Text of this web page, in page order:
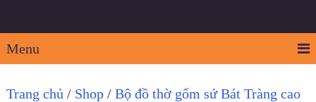
Menu
Trang chủ / Shop/ Bộ đồ thờ gốm sứ Bát Tràng cao